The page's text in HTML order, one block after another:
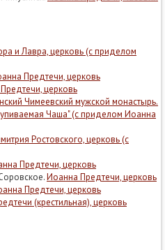
и Лавра, церковь (с приделом
Предтечи, церковь
церковь
Чимеевский мужской монастырь.
Чаша" (с приделом Иоанна
Ростовского, церковь (с
Предтечи, церковь
Иоанна Предтечи, церковь
Предтечи, церковь
(крестильная), церковь